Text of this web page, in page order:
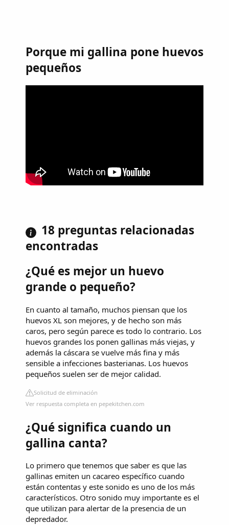
Porque mi gallina pone huevos
pequeños
18 preguntas relacionadas
encontradas
¿Qué es mejor un huevo
grande o pequeño?
En cuanto al tamaño, muchos piensan que los
huevos XL son mejores, y de hecho son más
caros, pero según parece es todo lo contrario. Los
huevos grandes los ponen gallinas más viejas, y
además la cáscara se vuelve más fina y más
sensible a infecciones basterianas. Los huevos
pequeños suelen ser de mejor calidad.
Solicitud de eliminación
Ver respuesta completa en pepekitchen.com
¿Qué significa cuando un
gallina canta?
Lo primero que tenemos que saber es que las
gallinas emiten un cacareo específico cuando
están contentas y este sonido es uno de los más
característicos. Otro sonido muy importante es el
que utilizan para alertar de la presencia de un
depredador.